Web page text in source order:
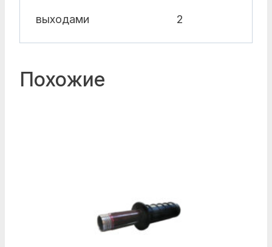
выходами 2
Похожие